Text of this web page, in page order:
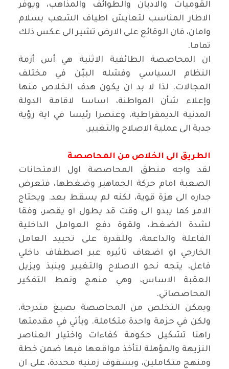
القوميات والاديان والطوائف والمذاهب، ويوفر
الاطار المناسب لتعايش اطياف الشعب بسلام
وامان، فان الوقائع على الارض تشير الى عكس ذلك
تماما.
ان المحاصصة الطائفية الاثنية هي أس أزمة
النظام السياسي وفشله البيّن في مختلف
المجالات. لذا لا بد ان يكون هدف الخلاص منها
وإعلاء شأن المواطنة، اساسا لاقامة الدولة
المدنية الديمقراطية، وعنصرا رئيسا في اية رؤية
جدية الى عملية الاصلاح والتغيير.
الطريق الى الخلاص من المحاصصة
لقد واجه منطق المحاصصة اول الامتحانات
الصعبة امام حركة الجماهير وضغطها، فتعرض
جداره الى هزة قوية، لكنه لم يسقط بعد. ويحتاج
الامر كما يبدو الى وقت قد يطول او يقصر، وفقا
لشدة الضغط، ولقوة دفع العوامل الداخلية
الفاعلة والداعمة، وللقدرة على تحييد العامل
الخارجي او اضعاف تاثيره عبر اصطفاف داخلي
فاعل، يتجه نحو الاصلاح والتغيير وينبذ ويزيل
العقبة الاساس، وهي منهج ونمط التفكير
المحاصصاتي.
ويمكن التخلص من المحاصصة بصيغ متدرجة،
ولكن في حزمة واحدة متكاملة. ويأتي في مقدمتها
راهنا تشكيل حكومة كفاءات واختيار العناصر
النزيهة والمؤهلة لتأخذ مواقعها فيها ضمن خطة
ومنهج متكاملين، وبسقوف زمنية محددة، على ان